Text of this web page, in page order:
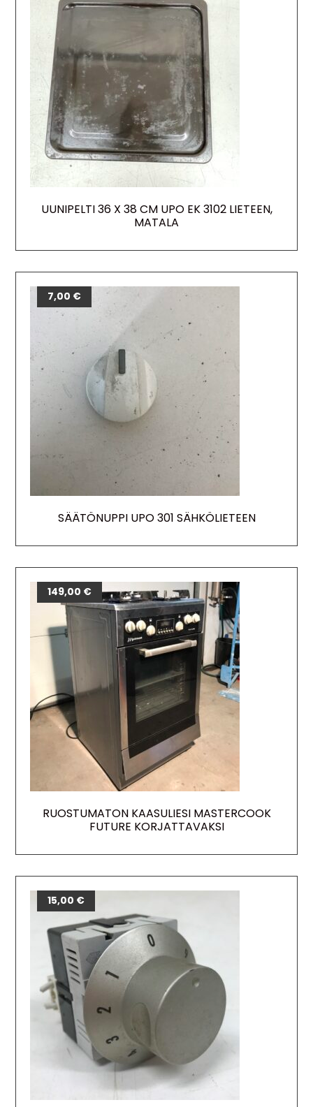
UUNIPELTI 36 X 38 CM UPO EK 3102 LIETEEN,
MATALA
SÄÄTÖNUPPI UPO 301 SÄHKÖLIETEEN
7,00 €
RUOSTUMATON KAASULIESI MASTERCOOK
FUTURE KORJATTAVAKSI
149,00 €
15,00 €